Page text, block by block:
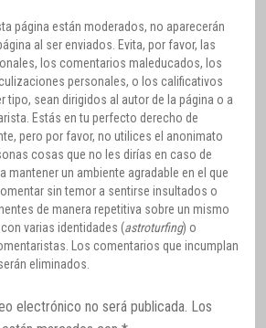
página están moderados, no aparecerán
al ser enviados. Evita, por favor, las
los comentarios maleducados, los
personales, o los calificativos
tipo, sean dirigidos al autor de la página o a
Estás en tu perfecto derecho de
pero por favor, no utilices el anonimato
cosas que no les dirías en caso de
mantener un ambiente agradable en el que
sin temor a sentirse insultados o
de manera repetitiva sobre un mismo
varias identidades (astroturfing) o
Los comentarios que incumplan
eliminados.
electrónico no será publicada. Los